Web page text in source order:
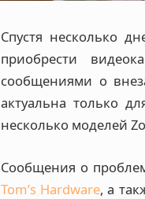
Спустя несколько
приобрести
сообщениями о
актуальна только
несколько моделей
Сообщения о
Tom’s Hardware, а